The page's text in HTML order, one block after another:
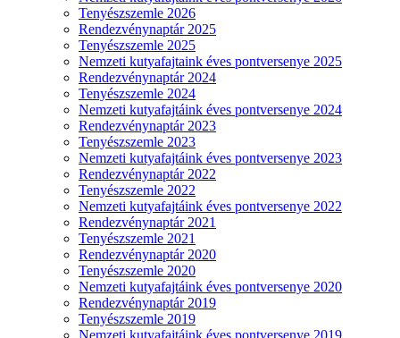
Tenyészszemle 2026
Rendezvénynaptár 2025
Tenyészszemle 2025
Nemzeti kutyafajtaink éves pontversenye 2025
Rendezvénynaptár 2024
Tenyészszemle 2024
Nemzeti kutyafajtáink éves pontversenye 2024
Rendezvénynaptár 2023
Tenyészszemle 2023
Nemzeti kutyafajtáink éves pontversenye 2023
Rendezvénynaptár 2022
Tenyészszemle 2022
Nemzeti kutyafajtáink éves pontversenye 2022
Rendezvénynaptár 2021
Tenyészszemle 2021
Rendezvénynaptár 2020
Tenyészszemle 2020
Nemzeti kutyafajtáink éves pontversenye 2020
Rendezvénynaptár 2019
Tenyészszemle 2019
Nemzeti kutyafajtáink éves pontversenye 2019